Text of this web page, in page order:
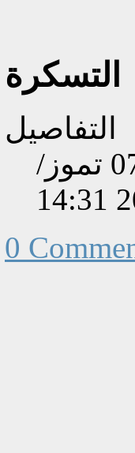
التسكرة
التفاصيل
تم إنشاءه بتاريخ الإثنين, 07 تموز/
0